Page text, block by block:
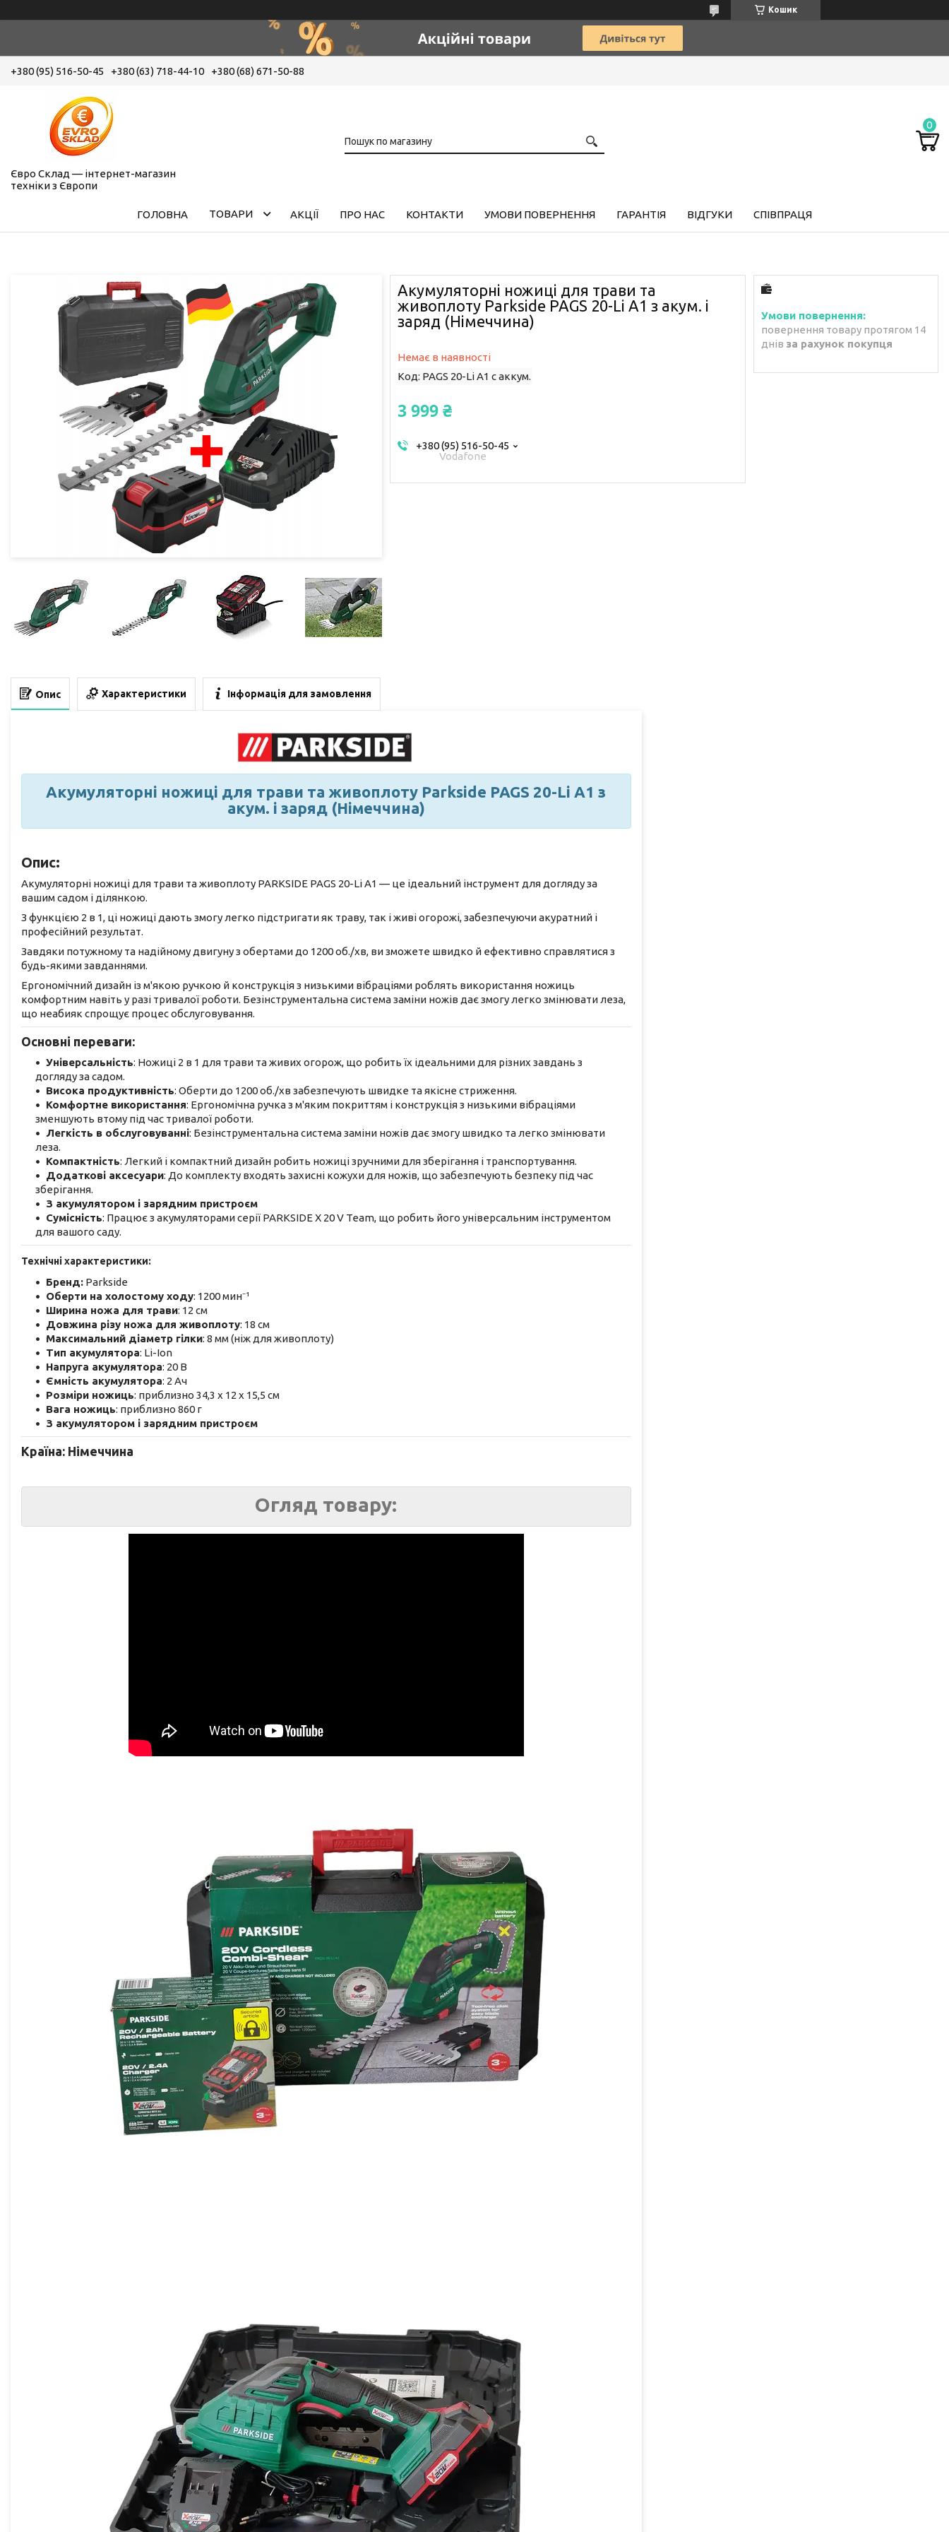
Кошик
+380 (95) 516-50-45 +380 (63) 718-44-10 +380 (68) 671-50-88
Євро Склад — інтернет-магазин
техніки з Європи
ГОЛОВНА ТОВАРИ АКЦІЇ ПРО НАС КОНТАКТИ УМОВИ ПОВЕРНЕННЯ ГАРАНТІЯ ВІДГУКИ СПІВПРАЦЯ
Акумуляторні ножиці для трави та
живоплоту Parkside PAGS 20-Li A1 з акум. і
заряд (Німеччина)
Немає в наявності
Код: PAGS 20-Li A1 с аккум.
3 999 ₴
+380 (95) 516-50-45
Vodafone
повернення товару протягом 14
днів за рахунок покупця
Опис Характеристики Інформація для замовлення
Акумуляторні ножиці для трави та живоплоту Parkside PAGS 20-Li A1 з
акум. і заряд (Німеччина)
Опис:
Акумуляторні ножиці для трави та живоплоту PARKSIDE PAGS 20-Li A1 — це ідеальний інструмент для догляду за
вашим садом і ділянкою.
З функцією 2 в 1, ці ножиці дають змогу легко підстригати як траву, так і живі огорожі, забезпечуючи акуратний і
професійний результат.
Завдяки потужному та надійному двигуну з обертами до 1200 об./хв, ви зможете швидко й ефективно справлятися з
будь-якими завданнями.
Ергономічний дизайн із м'якою ручкою й конструкція з низькими вібраціями роблять використання ножиць
комфортним навіть у разі тривалої роботи. Безінструментальна система заміни ножів дає змогу легко змінювати леза,
що неабияк спрощує процес обслуговування.
Основні переваги:
Універсальність: Ножиці 2 в 1 для трави та живих огорож, що робить їх ідеальними для різних завдань з
догляду за садом.
Висока продуктивність: Оберти до 1200 об./хв забезпечують швидке та якісне стриження.
Комфортне використання: Ергономічна ручка з м'яким покриттям і конструкція з низькими вібраціями
зменшують втому під час тривалої роботи.
Легкість в обслуговуванні: Безінструментальна система заміни ножів дає змогу швидко та легко змінювати
леза.
Компактність: Легкий і компактний дизайн робить ножиці зручними для зберігання і транспортування.
Додаткові аксесуари: До комплекту входять захисні кожухи для ножів, що забезпечують безпеку під час
зберігання.
З акумулятором і зарядним пристроєм
Сумісність: Працює з акумуляторами серії PARKSIDE X 20 V Team, що робить його універсальним інструментом
для вашого саду.
Технічні характеристики:
Бренд: Parkside
Оберти на холостому ходу: 1200 мин⁻¹
Ширина ножа для трави: 12 см
Довжина різу ножа для живоплоту: 18 см
Максимальний діаметр гілки: 8 мм (ніж для живоплоту)
Тип акумулятора: Li-Ion
Напруга акумулятора: 20 В
Ємність акумулятора: 2 Ач
Розміри ножиць: приблизно 34,3 x 12 x 15,5 см
Вага ножиць: приблизно 860 г
З акумулятором і зарядним пристроєм
Країна: Німеччина
Огляд товару: